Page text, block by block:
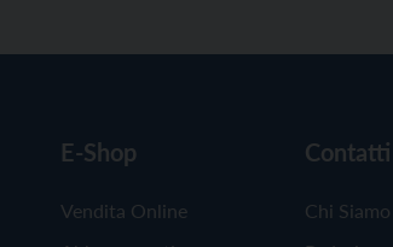
E-Shop
Vendita Online
Contatti
Chi Siamo